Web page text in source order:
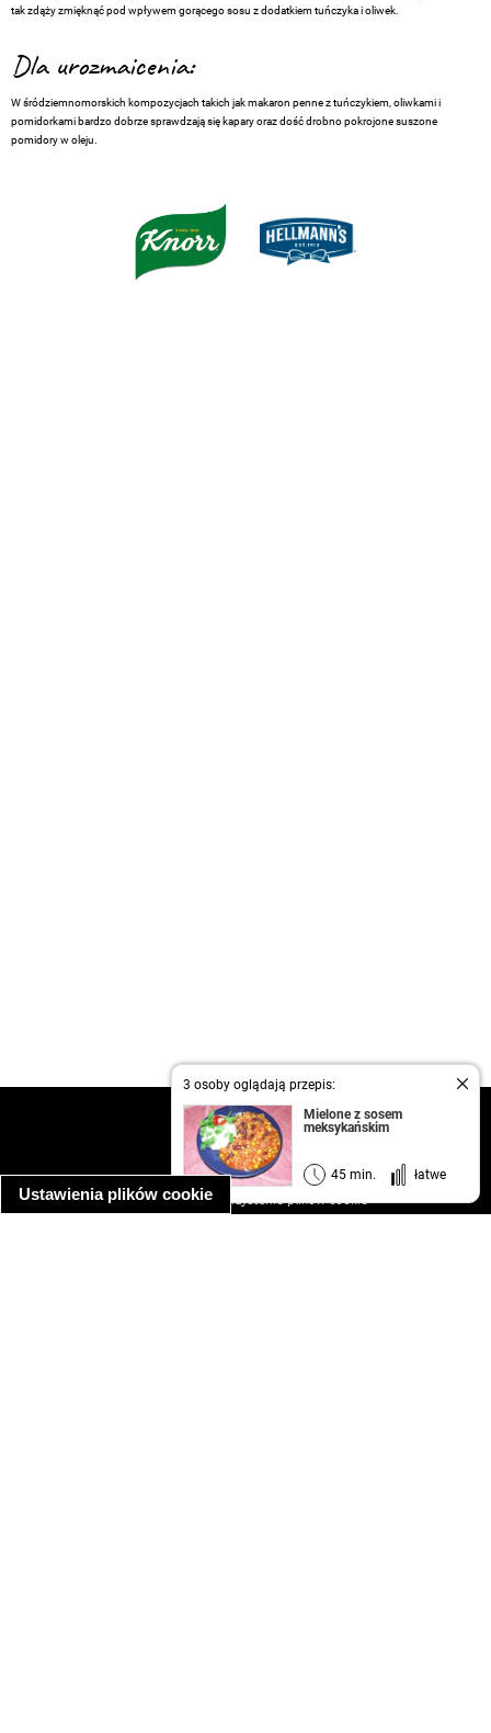
Ustawienia plików cookie
3 osoby oglądają przepis:
Mielone z sosem
meksykańskim
45 min. łatwe
tak zdąży zmięknąć pod wpływem gorącego sosu z dodatkiem tuńczyka i oliwek.
Dla urozmaicenia:
W śródziemnomorskich kompozycjach takich jak makaron penne z tuńczykiem, oliwkami i
pomidorkami bardzo dobrze sprawdzają się kapary oraz dość drobno pokrojone suszone
pomidory w oleju.
kontakt
regulamin
informacja o prywatności
informacja o wykorzystaniu plików cookie